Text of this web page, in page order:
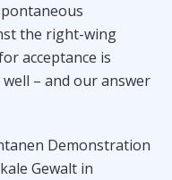
the right-wing
acceptance is
– and our answer
Demonstration
Gewalt in